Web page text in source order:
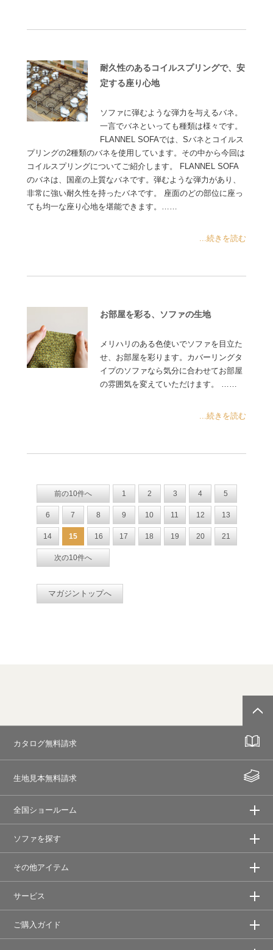
耐久性のあるコイルスプリングで、安
定する座り心地
ソファに弾むような弾力を与えるバネ。
一言でバネといっても種類は様々です。
FLANNEL SOFAでは、Sバネとコイルス
プリングの2種類のバネを使用しています。その中から今回は
コイルスプリングについてご紹介します。 FLANNEL SOFA
のバネは、国産の上質なバネです。弾むような弾力があり、
非常に強い耐久性を持ったバネです。 座面のどの部位に座っ
ても均一な座り心地を堪能できます。……
...続きを読む
お部屋を彩る、ソファの生地
メリハリのある色使いでソファを目立た
せ、お部屋を彩ります。カバーリングタ
イプのソファなら気分に合わせてお部屋
の雰囲気を変えていただけます。 ……
...続きを読む
前の10件へ 1 2 3 4 5
6 7 8 9 10 11 12 13
14 15 16 17 18 19 20 21
次の10件へ
マガジントップへ
カタログ無料請求
生地見本無料請求
全国ショールーム
ソファを探す
その他アイテム
サービス
ご購入ガイド